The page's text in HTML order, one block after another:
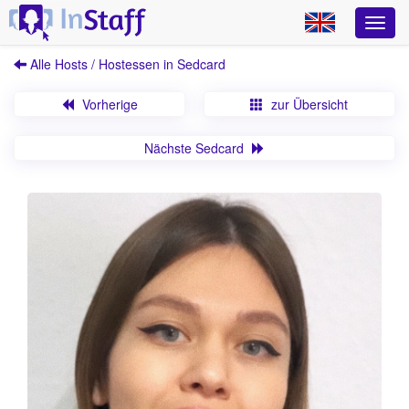
Alle Hosts / Hostessen in Sedcard
Vorherige zur Übersicht
Nächste Sedcard